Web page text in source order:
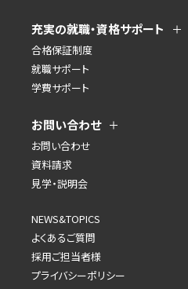
お問い合わせ
お問い合わせ
資料請求
見学・説明会
充実の就職・資格サポート
合格保証制度
就職サポート
学費サポート
NEWS&TOPICS
よくあるご質問
採用ご担当者様
プライバシーポリシー